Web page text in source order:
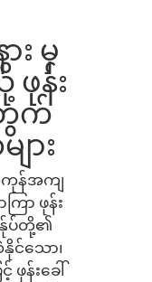
း မှ
န်း
တွက်
ား
ကုန်အကျ
ြာ ဖုန်း
န်ုပ်တို့၏
င်သော၊
န်းခေါ်